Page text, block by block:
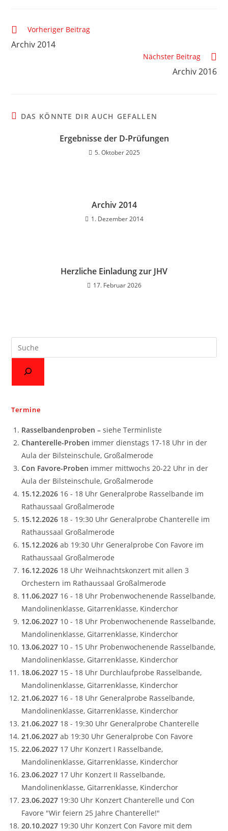
Vorheriger Beitrag
Archiv 2014
Nächster Beitrag
Archiv 2016
DAS KÖNNTE DIR AUCH GEFALLEN
Ergebnisse der D-Prüfungen
5. Oktober 2025
Archiv 2014
1. Dezember 2014
Herzliche Einladung zur JHV
17. Februar 2026
Termine
Rasselbandenproben –siehe Terminliste
Chanterelle-Proben immer dienstags 17-18 Uhr in der
Aula der Bilsteinschule, Großalmerode
Con Favore-Proben immer mittwochs 20-22 Uhr in der
Aula der Bilsteinschule, Großalmerode
15.12.2026 16 - 18 Uhr Generalprobe Rasselbande im
Rathaussaal Großalmerode
15.12.2026 18 - 19:30 Uhr Generalprobe Chanterelle im
Rathaussaal Großalmerode
15.12.2026ab 19:30 Uhr Generalprobe Con Favore im
Rathaussaal Großalmerode
16.12.2026 18 Uhr Weihnachtskonzert mit allen 3
Orchestern im Rathaussaal Großalmerode
11.06.2027 16 - 18 Uhr Probenwochenende Rasselbande,
Mandolinenklasse, Gitarrenklasse, Kinderchor
12.06.2027 10 - 18 Uhr Probenwochenende Rasselbande,
Mandolinenklasse, Gitarrenklasse, Kinderchor
13.06.2027 10 - 15 Uhr Probenwochenende Rasselbande,
Mandolinenklasse, Gitarrenklasse, Kinderchor
18.06.2027 15 - 18 Uhr Durchlaufprobe Rasselbande,
Mandolinenklasse, Gitarrenklasse, Kinderchor
21.06.2027 16 - 18 Uhr Generalprobe Rasselbande,
Mandolinenklasse, Gitarrenklasse, Kinderchor
21.06.2027 18 - 19:30 Uhr Generalprobe Chanterelle
21.06.2027 ab 19:30 Uhr Generalprobe Con Favore
22.06.2027 17 Uhr Konzert I Rasselbande,
Mandolinenklasse, Gitarrenklasse, Kinderchor
23.06.2027 17 Uhr Konzert II Rasselbande,
Mandolinenklasse, Gitarrenklasse, Kinderchor
23.06.2027 19:30 Uhr Konzert Chanterelle und Con
Favore "Wir feiern 25 Jahre Chanterelle!"
20.10.2027 19:30 Uhr Konzert Con Favore mit dem